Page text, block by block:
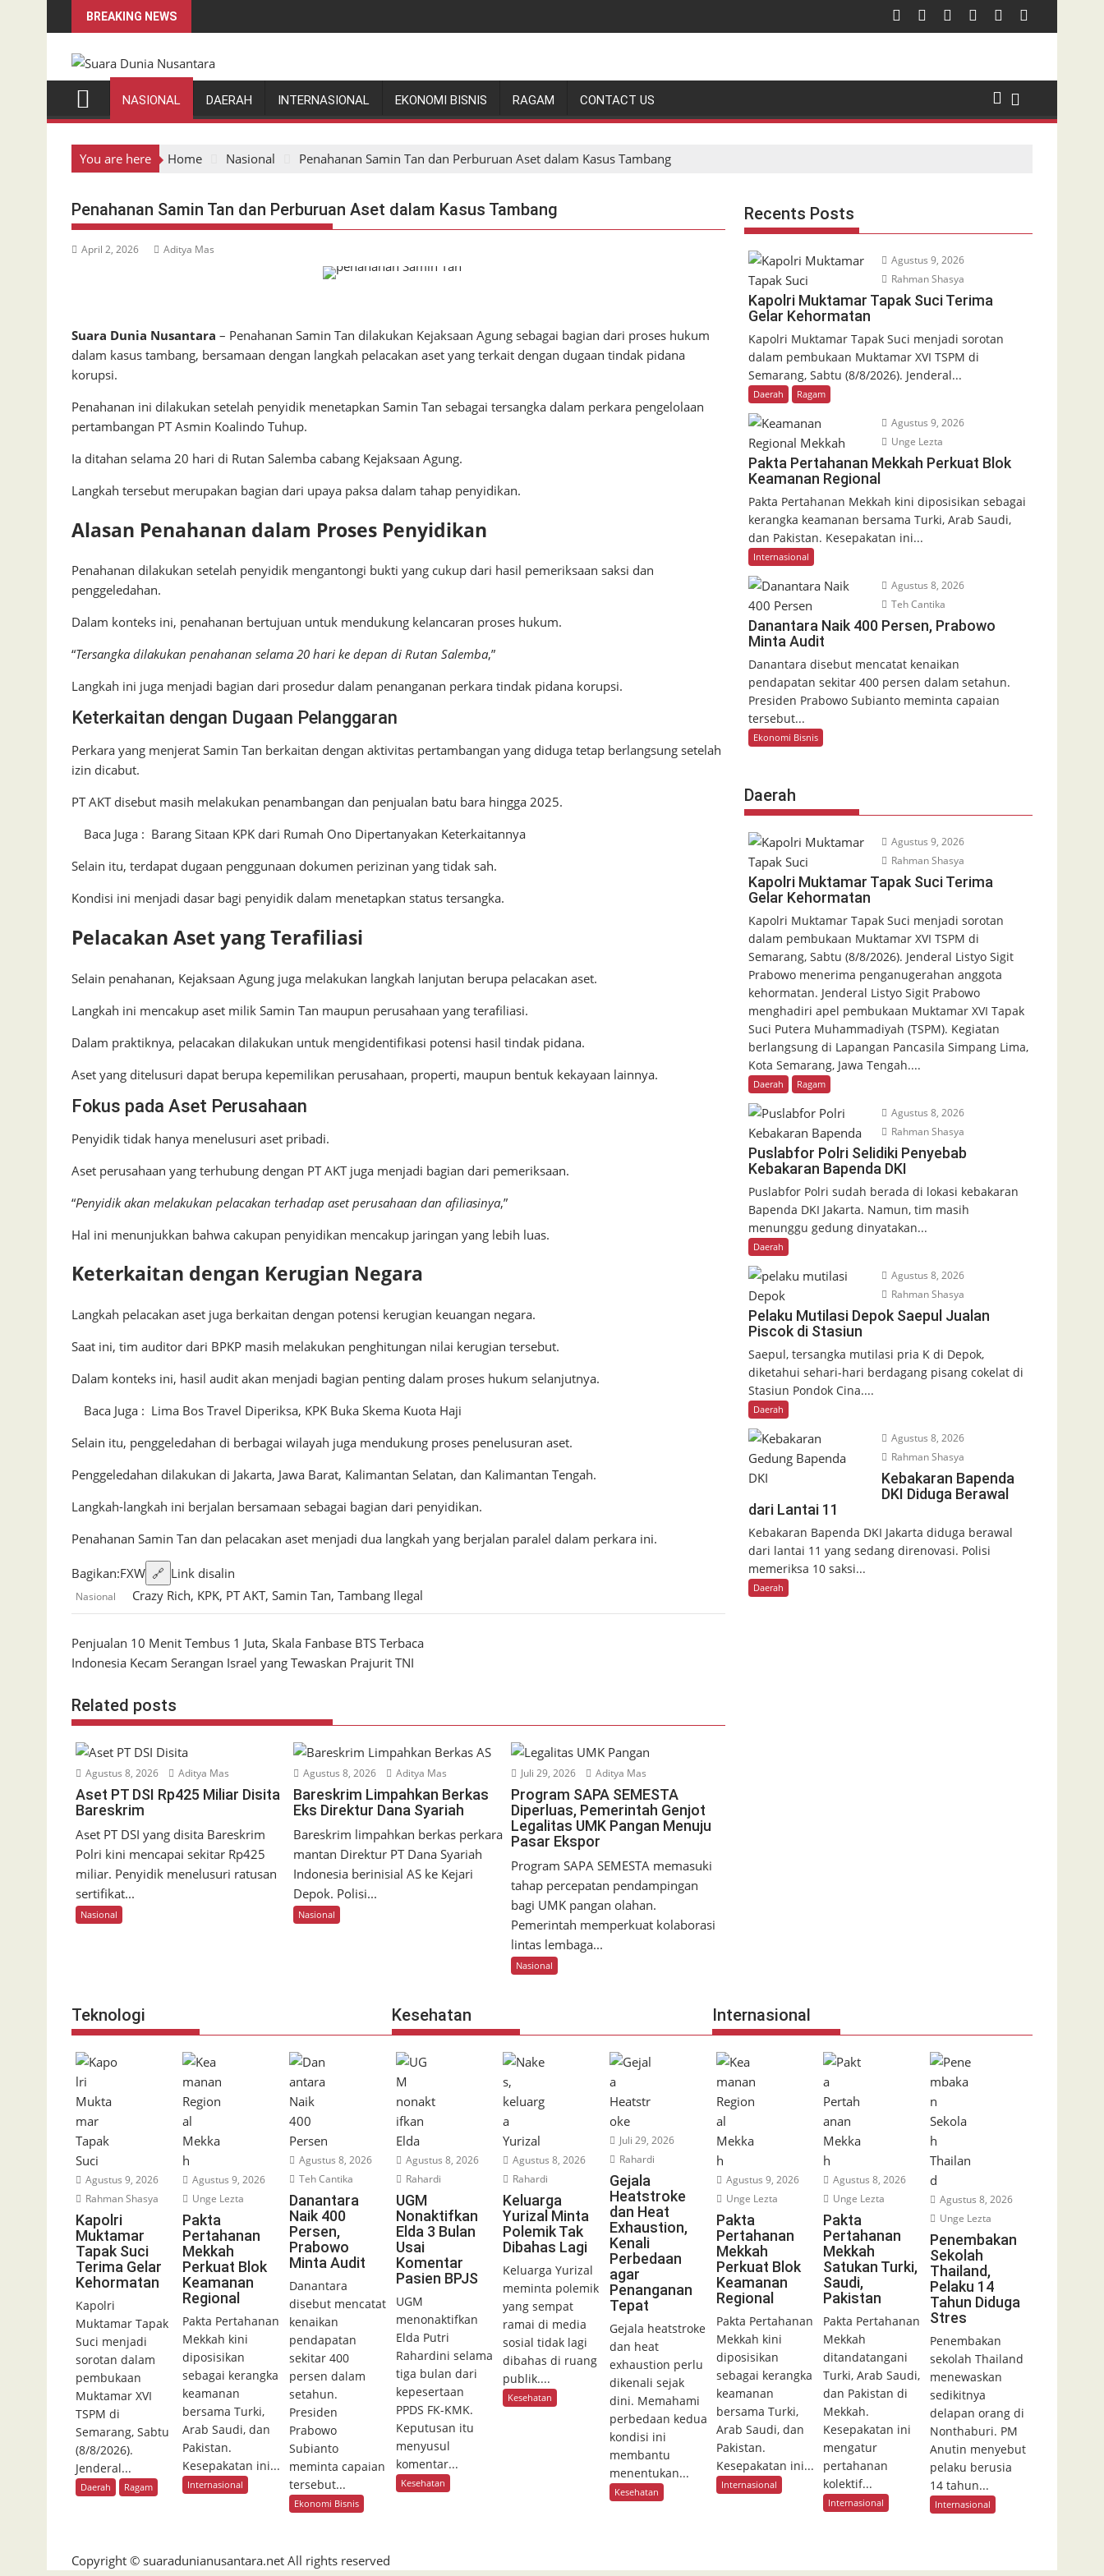
to
BREAKING NEWS
NASIONAL DAERAH INTERNASIONAL EKONOMI BISNIS RAGAM CONTACT US
You are here Home Nasional Penahanan Samin Tan dan Perburuan Aset dalam Kasus Tambang
Penahanan Samin Tan dan Perburuan Aset dalam Kasus Tambang
April 2, 2026 Aditya Mas
Suara Dunia Nusantara – Penahanan Samin Tan dilakukan Kejaksaan Agung sebagai bagian dari proses hukum
dalam kasus tambang, bersamaan dengan langkah pelacakan aset yang terkait dengan dugaan tindak pidana
korupsi.
Penahanan ini dilakukan setelah penyidik menetapkan Samin Tan sebagai tersangka dalam perkara pengelolaan
pertambangan PT Asmin Koalindo Tuhup.
Ia ditahan selama 20 hari di Rutan Salemba cabang Kejaksaan Agung.
Langkah tersebut merupakan bagian dari upaya paksa dalam tahap penyidikan.
Alasan Penahanan dalam Proses Penyidikan
Penahanan dilakukan setelah penyidik mengantongi bukti yang cukup dari hasil pemeriksaan saksi dan
penggeledahan.
Dalam konteks ini, penahanan bertujuan untuk mendukung kelancaran proses hukum.
“Tersangka dilakukan penahanan selama 20 hari ke depan di Rutan Salemba,”
Langkah ini juga menjadi bagian dari prosedur dalam penanganan perkara tindak pidana korupsi.
Keterkaitan dengan Dugaan Pelanggaran
Perkara yang menjerat Samin Tan berkaitan dengan aktivitas pertambangan yang diduga tetap berlangsung setelah
izin dicabut.
PT AKT disebut masih melakukan penambangan dan penjualan batu bara hingga 2025.
Baca Juga : Barang Sitaan KPK dari Rumah Ono Dipertanyakan Keterkaitannya
Selain itu, terdapat dugaan penggunaan dokumen perizinan yang tidak sah.
Kondisi ini menjadi dasar bagi penyidik dalam menetapkan status tersangka.
Pelacakan Aset yang Terafiliasi
Selain penahanan, Kejaksaan Agung juga melakukan langkah lanjutan berupa pelacakan aset.
Langkah ini mencakup aset milik Samin Tan maupun perusahaan yang terafiliasi.
Dalam praktiknya, pelacakan dilakukan untuk mengidentifikasi potensi hasil tindak pidana.
Aset yang ditelusuri dapat berupa kepemilikan perusahaan, properti, maupun bentuk kekayaan lainnya.
Fokus pada Aset Perusahaan
Penyidik tidak hanya menelusuri aset pribadi.
Aset perusahaan yang terhubung dengan PT AKT juga menjadi bagian dari pemeriksaan.
“Penyidik akan melakukan pelacakan terhadap aset perusahaan dan afiliasinya,”
Hal ini menunjukkan bahwa cakupan penyidikan mencakup jaringan yang lebih luas.
Keterkaitan dengan Kerugian Negara
Langkah pelacakan aset juga berkaitan dengan potensi kerugian keuangan negara.
Saat ini, tim auditor dari BPKP masih melakukan penghitungan nilai kerugian tersebut.
Dalam konteks ini, hasil audit akan menjadi bagian penting dalam proses hukum selanjutnya.
Baca Juga : Lima Bos Travel Diperiksa, KPK Buka Skema Kuota Haji
Selain itu, penggeledahan di berbagai wilayah juga mendukung proses penelusuran aset.
Penggeledahan dilakukan di Jakarta, Jawa Barat, Kalimantan Selatan, dan Kalimantan Tengah.
Langkah-langkah ini berjalan bersamaan sebagai bagian dari penyidikan.
Penahanan Samin Tan dan pelacakan aset menjadi dua langkah yang berjalan paralel dalam perkara ini.
Bagikan:FXW 🔗 Link disalin
Nasional Crazy Rich, KPK, PT AKT, Samin Tan, Tambang Ilegal
Navigasi
pos
Penjualan 10 Menit Tembus 1 Juta, Skala Fanbase BTS Terbaca
Indonesia Kecam Serangan Israel yang Tewaskan Prajurit TNI
Related posts
Agustus 8, 2026 Aditya Mas
Aset PT DSI Rp425 Miliar Disita
Bareskrim
Aset PT DSI yang disita Bareskrim
Polri kini mencapai sekitar Rp425
miliar. Penyidik menelusuri ratusan
sertifikat...
Nasional
Agustus 8, 2026 Aditya Mas
Bareskrim Limpahkan Berkas
Eks Direktur Dana Syariah
Bareskrim limpahkan berkas perkara
mantan Direktur PT Dana Syariah
Indonesia berinisial AS ke Kejari
Depok. Polisi...
Nasional
Juli 29, 2026 Aditya Mas
Program SAPA SEMESTA
Diperluas, Pemerintah Genjot
Legalitas UMK Pangan Menuju
Pasar Ekspor
Program SAPA SEMESTA memasuki
tahap percepatan pendampingan
bagi UMK pangan olahan.
Pemerintah memperkuat kolaborasi
lintas lembaga...
Nasional
Recents Posts
Agustus 9, 2026
Rahman Shasya
Kapolri Muktamar Tapak Suci Terima
Gelar Kehormatan
Kapolri Muktamar Tapak Suci menjadi sorotan
dalam pembukaan Muktamar XVI TSPM di
Semarang, Sabtu (8/8/2026). Jenderal...
Daerah Ragam
Agustus 9, 2026
Unge Lezta
Pakta Pertahanan Mekkah Perkuat Blok
Keamanan Regional
Pakta Pertahanan Mekkah kini diposisikan sebagai
kerangka keamanan bersama Turki, Arab Saudi,
dan Pakistan. Kesepakatan ini...
Internasional
Agustus 8, 2026
Teh Cantika
Danantara Naik 400 Persen, Prabowo
Minta Audit
Danantara disebut mencatat kenaikan
pendapatan sekitar 400 persen dalam setahun.
Presiden Prabowo Subianto meminta capaian
tersebut...
Ekonomi Bisnis
Daerah
Agustus 9, 2026
Rahman Shasya
Kapolri Muktamar Tapak Suci Terima
Gelar Kehormatan
Kapolri Muktamar Tapak Suci menjadi sorotan
dalam pembukaan Muktamar XVI TSPM di
Semarang, Sabtu (8/8/2026). Jenderal Listyo Sigit
Prabowo menerima penganugerahan anggota
kehormatan. Jenderal Listyo Sigit Prabowo
menghadiri apel pembukaan Muktamar XVI Tapak
Suci Putera Muhammadiyah (TSPM). Kegiatan
berlangsung di Lapangan Pancasila Simpang Lima,
Kota Semarang, Jawa Tengah....
Daerah Ragam
Agustus 8, 2026
Rahman Shasya
Puslabfor Polri Selidiki Penyebab
Kebakaran Bapenda DKI
Puslabfor Polri sudah berada di lokasi kebakaran
Bapenda DKI Jakarta. Namun, tim masih
menunggu gedung dinyatakan...
Daerah
Agustus 8, 2026
Rahman Shasya
Pelaku Mutilasi Depok Saepul Jualan
Piscok di Stasiun
Saepul, tersangka mutilasi pria K di Depok,
diketahui sehari-hari berdagang pisang cokelat di
Stasiun Pondok Cina....
Daerah
Agustus 8, 2026
Rahman Shasya
Kebakaran Bapenda
DKI Diduga Berawal
dari Lantai 11
Kebakaran Bapenda DKI Jakarta diduga berawal
dari lantai 11 yang sedang direnovasi. Polisi
memeriksa 10 saksi...
Daerah
Teknologi
Agustus 9, 2026
Rahman Shasya
Kapolri
Muktamar
Tapak Suci
Terima Gelar
Kehormatan
Kapolri
Muktamar Tapak
Suci menjadi
sorotan dalam
pembukaan
Muktamar XVI
TSPM di
Semarang, Sabtu
(8/8/2026).
Jenderal...
Daerah Ragam
Agustus 9, 2026
Unge Lezta
Pakta
Pertahanan
Mekkah
Perkuat Blok
Keamanan
Regional
Pakta Pertahanan
Mekkah kini
diposisikan
sebagai kerangka
keamanan
bersama Turki,
Arab Saudi, dan
Pakistan.
Kesepakatan ini...
Internasional
Agustus 8, 2026
Teh Cantika
Danantara
Naik 400
Persen,
Prabowo
Minta Audit
Danantara
disebut mencatat
kenaikan
pendapatan
sekitar 400
persen dalam
setahun.
Presiden
Prabowo
Subianto
meminta capaian
tersebut...
Ekonomi Bisnis
Kesehatan
Agustus 8, 2026
Rahardi
UGM
Nonaktifkan
Elda 3 Bulan
Usai
Komentar
Pasien BPJS
UGM
menonaktifkan
Elda Putri
Rahardini selama
tiga bulan dari
kepesertaan
PPDS FK-KMK.
Keputusan itu
menyusul
komentar...
Kesehatan
Agustus 8, 2026
Rahardi
Keluarga
Yurizal Minta
Polemik Tak
Dibahas Lagi
Keluarga Yurizal
meminta polemik
yang sempat
ramai di media
sosial tidak lagi
dibahas di ruang
publik....
Kesehatan
Juli 29, 2026
Rahardi
Gejala
Heatstroke
dan Heat
Exhaustion,
Kenali
Perbedaan
agar
Penanganan
Tepat
Gejala heatstroke
dan heat
exhaustion perlu
dikenali sejak
dini. Memahami
perbedaan kedua
kondisi ini
membantu
menentukan...
Kesehatan
Internasional
Agustus 9, 2026
Unge Lezta
Pakta
Pertahanan
Mekkah
Perkuat Blok
Keamanan
Regional
Pakta Pertahanan
Mekkah kini
diposisikan
sebagai kerangka
keamanan
bersama Turki,
Arab Saudi, dan
Pakistan.
Kesepakatan ini...
Internasional
Agustus 8, 2026
Unge Lezta
Pakta
Pertahanan
Mekkah
Satukan Turki,
Saudi,
Pakistan
Pakta Pertahanan
Mekkah
ditandatangani
Turki, Arab Saudi,
dan Pakistan di
Mekkah.
Kesepakatan ini
mengatur
pertahanan
kolektif...
Internasional
Agustus 8, 2026
Unge Lezta
Penembakan
Sekolah
Thailand,
Pelaku 14
Tahun Diduga
Stres
Penembakan
sekolah Thailand
menewaskan
sedikitnya
delapan orang di
Nonthaburi. PM
Anutin menyebut
pelaku berusia
14 tahun...
Internasional
Copyright © suaradunianusantara.net All rights reserved